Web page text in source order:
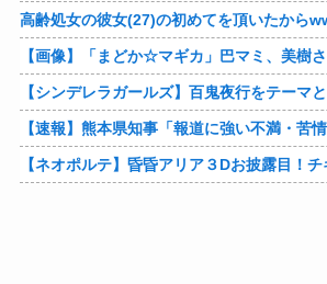
高齢処女の彼女(27)の初めてを頂いたから
【ネオポルテ】昏昏アリア３Dお披露目！